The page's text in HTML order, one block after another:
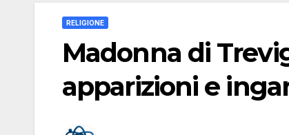
RELIGIONE
Madonna di
apparizioni e